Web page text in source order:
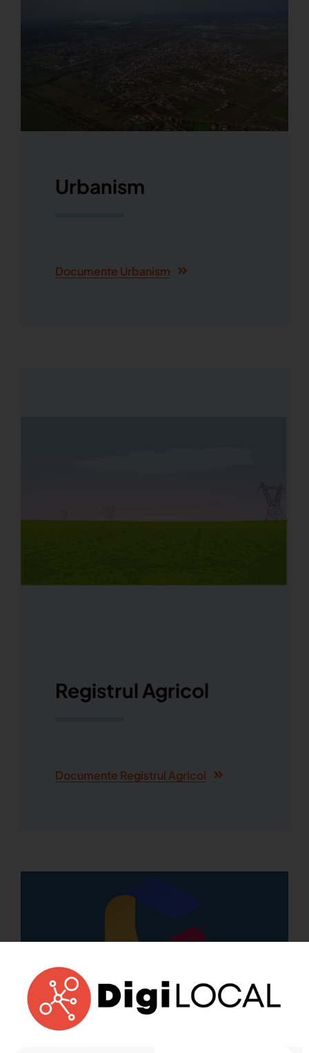
Urbanism
Documente Urbanism
Registrul Agricol
Documente Registrul Agricol